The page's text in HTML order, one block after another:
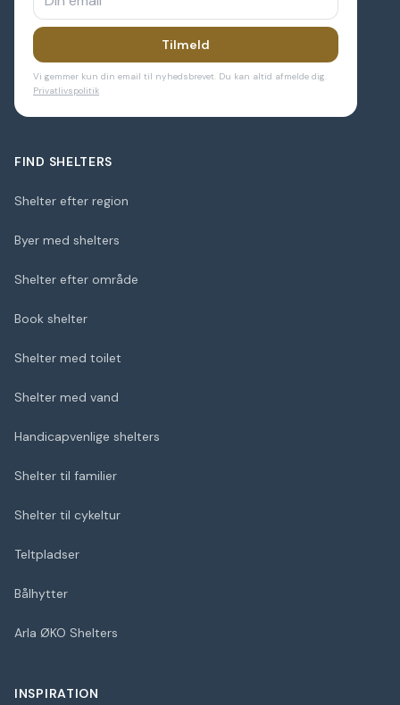
Tilmeld
Vi gemmer kun din email til nyhedsbrevet. Du kan altid afmelde dig.
Privatlivspolitik
FIND SHELTERS
Shelter efter region
Byer med shelters
Shelter efter område
Book shelter
Shelter med toilet
Shelter med vand
Handicapvenlige shelters
Shelter til familier
Shelter til cykeltur
Teltpladser
Bålhytter
Arla ØKO Shelters
INSPIRATION